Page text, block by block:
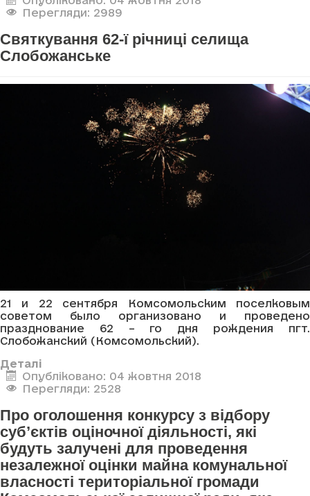
Перегляди: 2989
Святкування 62-ї річниці селища
Слобожанське
21 и 22 сентября Комсомольским поселковым
советом было организовано и проведено
празднование 62 – го дня рождения пгт.
Слобожанский (Комсомольский).
Деталі
Опубліковано: 04 жовтня 2018
Перегляди: 2528
Про оголошення конкурсу з відбору
суб’єктів оціночної діяльності, які
будуть залучені для проведення
незалежної оцінки майна комунальної
власності територіальної громади